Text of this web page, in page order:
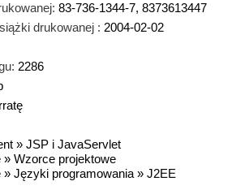
83-736-1344-7, 8373613447
drukowanej : 2004-02-02
2286
» JSP i JavaServlet
» Wzorce projektowe
» Języki programowania » J2EE